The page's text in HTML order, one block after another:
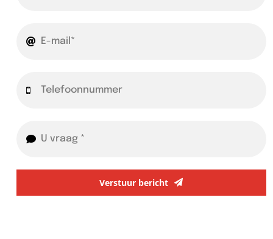
Verstuur bericht